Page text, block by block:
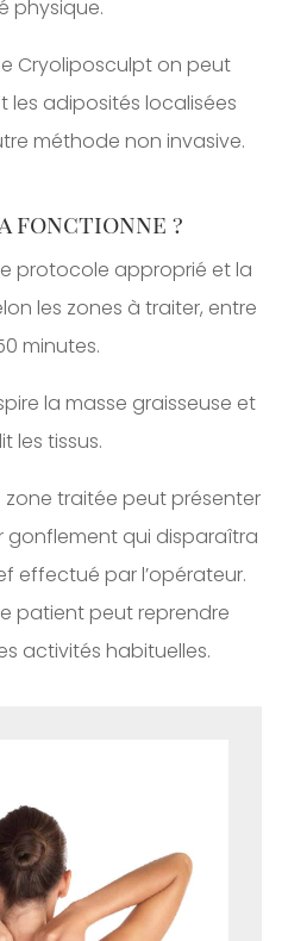
physique.
Cryoliposculpt on peut
les adiposités localisées
méthode non invasive.
fonctionne ?
protocole approprié et la
les zones à traiter, entre
minutes.
la masse graisseuse et
les tissus.
traitée peut présenter
gonflement qui disparaîtra
effectué par l’opérateur.
patient peut reprendre
activités habituelles.